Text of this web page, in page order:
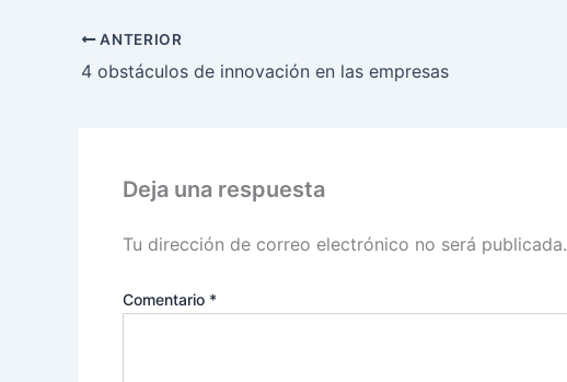
ANTERIOR
4 obstáculos de innovación en las empresas
Deja una respuesta
Tu dirección de correo electrónico no será publicada.
Comentario *